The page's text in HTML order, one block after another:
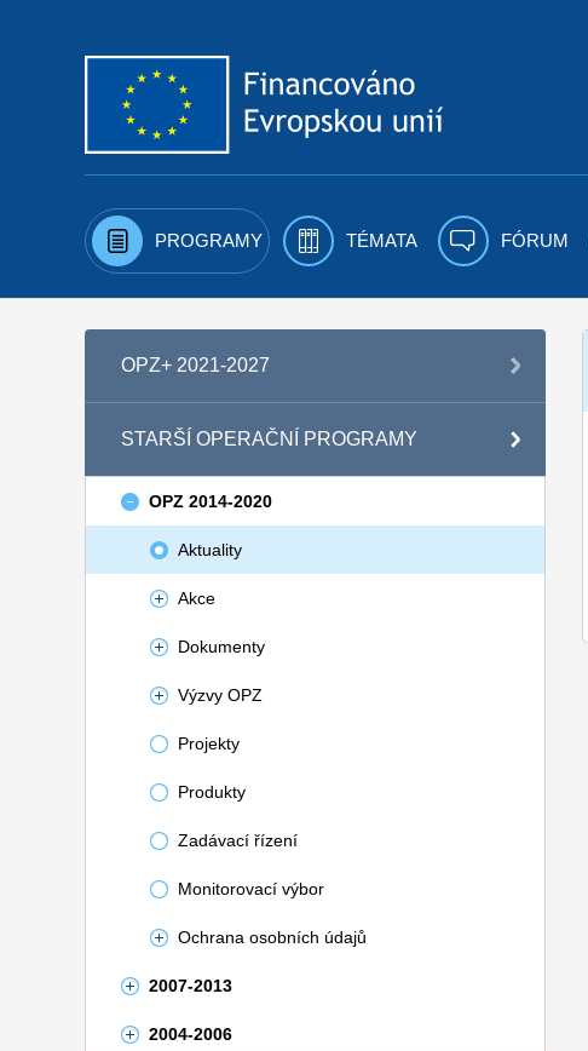
PROGRAMY TÉMATA FÓRUM
OPZ+ 2021-2027
STARŠÍ OPERAČNÍ PROGRAMY
OPZ 2014-2020
Aktuality
Akce
Dokumenty
Výzvy OPZ
Projekty
Produkty
Zadávací řízení
Monitorovací výbor
Ochrana osobních údajů
2007-2013
2004-2006